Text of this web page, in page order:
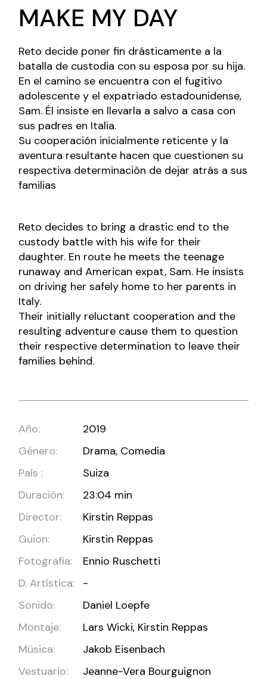
MAKE MY DAY
Reto decide poner fin drásticamente a la
batalla de custodia con su esposa por su hija.
En el camino se encuentra con el fugitivo
adolescente y el expatriado estadounidense,
Sam. Él insiste en llevarla a salvo a casa con
sus padres en Italia.
Su cooperación inicialmente reticente y la
aventura resultante hacen que cuestionen su
respectiva determinación de dejar atrás a sus
familias
Reto decides to bring a drastic end to the
custody battle with his wife for their
daughter. En route he meets the teenage
runaway and American expat, Sam. He insists
on driving her safely home to her parents in
Italy.
Their initially reluctant cooperation and the
resulting adventure cause them to question
their respective determination to leave their
families behind.
Año:
2019
Género:
Drama, Comedia
País :
Suiza
Duración:
23:04 min
Director:
Kirstin Reppas
Guion:
Kirstin Reppas
Fotografía:
Ennio Ruschetti
D. Artística:
-
Sonido:
Daniel Loepfe
Montaje:
Lars Wicki, Kirstin Reppas
Música:
Jakob Eisenbach
Vestuario:
Jeanne-Vera Bourguignon